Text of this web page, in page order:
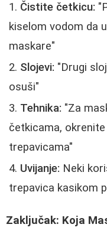
Čistite četkicu:
kiselom vodom da
maskare"
Slojevi: "Drugi
osuši"
Tehnika: "Za
četkicama,
trepavicama"
Uvijanje: Neki
trepavica kasikom
Zaključak: Koja